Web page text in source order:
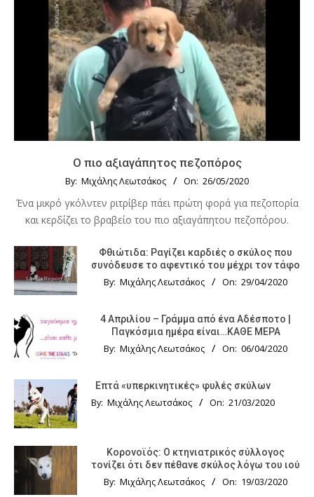
Ο πιο αξιαγάπητος πεζοπόρος
By: Μιχάλης Λεωτσάκος On: 26/05/2020
Ένα μικρό γκόλντεν ριτρίβερ πάει πρώτη φορά για πεζοπορία
και κερδίζει το βραβείο του πιο αξιαγάπητου πεζοπόρου.
Φθιώτιδα: Ραγίζει καρδιές ο σκύλος που
συνόδευσε το αφεντικό του μέχρι τον τάφο
By: Μιχάλης Λεωτσάκος On: 29/04/2020
4 Απριλίου – Γράμμα από ένα Αδέσποτο |
Παγκόσμια ημέρα είναι…ΚΑΘΕ ΜΕΡΑ
By: Μιχάλης Λεωτσάκος On: 06/04/2020
Επτά «υπερκινητικές» φυλές σκύλων
By: Μιχάλης Λεωτσάκος On: 21/03/2020
Κορονοϊός: Ο κτηνιατρικός σύλλογος
τονίζει ότι δεν πέθανε σκύλος λόγω του ιού
By: Μιχάλης Λεωτσάκος On: 19/03/2020